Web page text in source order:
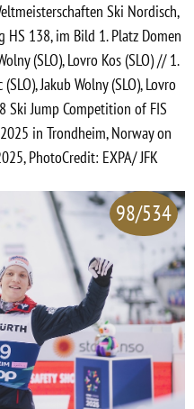
Ski Nordisch,
HS 138, im Bild 1. Platz Domen
(SLO), Lovro Kos (SLO) // 1.
Jakub Wolny (SLO), Lovro
Ski Jump Competition of FIS
in Trondheim, Norway on
PhotoCredit: EXPA/ JFK
98/534